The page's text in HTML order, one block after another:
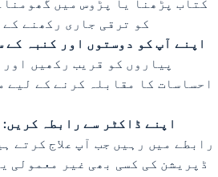
کو ترقی جاری رکھنے کے
اپنے آپ کو دوستوں اور کنبہ کے
پیاروں کو قریب رکھیں
احساسات کا مقابلہ کرنے کے لیے
اپنے ڈاکٹر سے رابطہ کریں:
رابطے میں رہیں جب آپ علاج کرتے
ڈپریشن کی کسی بھی غیر معمولی